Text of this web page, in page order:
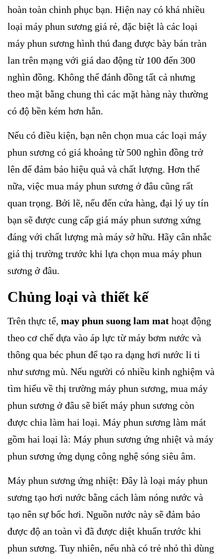
hoàn toàn chinh phục bạn. Hiện nay có khá nhiều
loại máy phun sương giá rẻ, đặc biệt là các loại
máy phun sương hình thú đang được bày bán tràn
lan trên mạng với giá dao động từ 100 đến 300
nghìn đồng. Không thể đánh đồng tất cả nhưng
theo mặt bằng chung thì các mặt hàng này thường
có độ bền kém hơn hẳn.
Nếu có điều kiện, bạn nên chọn mua các loại máy
phun sương có giá khoảng từ 500 nghìn đồng trở
lên để đảm bảo hiệu quả và chất lượng. Hơn thế
nữa, việc mua máy phun sương ở đâu cũng rất
quan trọng. Bởi lẽ, nếu đến cửa hàng, đại lý uy tín
bạn sẽ được cung cấp giá máy phun sương xứng
đáng với chất lượng mà máy sở hữu. Hãy cân nhắc
giá thị trường trước khi lựa chọn mua máy phun
sương ở đâu.
Chủng loại và thiết kế
Trên thực tế, may phun suong lam mat hoạt động
theo cơ chế dựa vào áp lực từ máy bơm nước và
thông qua béc phun để tạo ra dạng hơi nước li ti
như sương mù. Nếu người có nhiều kinh nghiệm và
tìm hiểu về thị trường máy phun sương, mua máy
phun sương ở đâu sẽ biết máy phun sương còn
được chia làm hai loại. Máy phun sương làm mát
gồm hai loại là: Máy phun sương ứng nhiệt và máy
phun sương ứng dụng công nghệ sóng siêu âm.
Máy phun sương ứng nhiệt: Đây là loại máy phun
sương tạo hơi nước bằng cách làm nóng nước và
tạo nên sự bốc hơi. Nguồn nước này sẽ đảm bảo
được độ an toàn vì đã được diệt khuẩn trước khi
phun sương. Tuy nhiên, nếu nhà có trẻ nhỏ thì dùng